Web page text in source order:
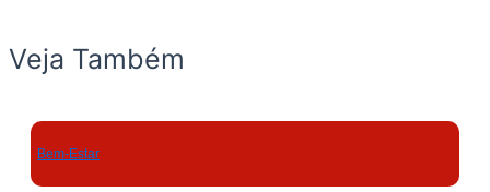
Veja Também
Bem-Estar